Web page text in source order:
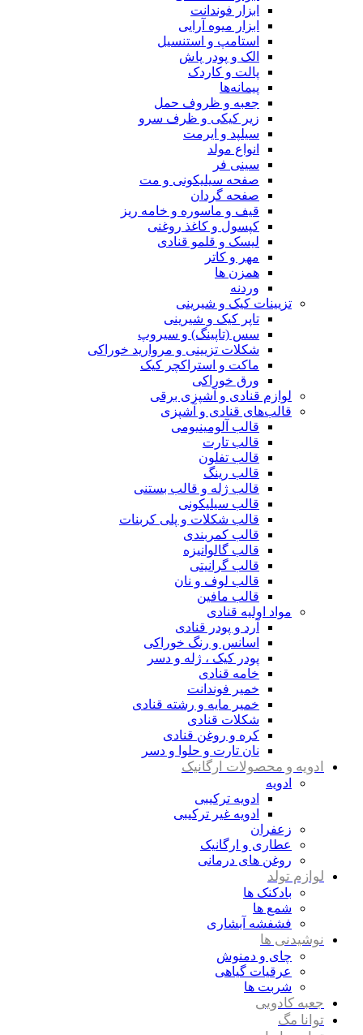
ابزار فوندانت
ابزار میوه آرایی
استامپ و استنسیل
الک و پودر پاش
پالت و کاردک
پیمانه‌ها
جعبه و ظروف حمل
زیر کیکی و ظرف سرو
سیلپد و ایرمت
انواع مولد
سینی فر
صفحه سیلیکونی و مت
صفحه گردان
قیف و ماسوره و خامه ریز
کپسول و کاغذ روغنی
لیسک و قلمو قنادی
مهر و کاتر
همزن ها
وردنه
تزیینات کیک و شیرینی
تاپر کیک و شیرینی
سس (تاپینگ) و سیروپ
شکلات تزیینی و مروارید خوراکی
ماکت و استراکچر کیک
ورق خوراکی
لوازم قنادی و آشپزی برقی
قالب‌های قنادی و آشپزی
قالب آلومینیومی
قالب تارت
قالب تفلون
قالب رینگ
قالب ژله و قالب بستنی
قالب سیلیکونی
قالب شکلات و پلی کربنات
قالب کمربندی
قالب گالوانیزه
قالب گرانیتی
قالب لوف و نان
قالب مافین
مواد اولیه قنادی
آرد و پودر قنادی
اسانس و رنگ خوراکی
پودر کیک ، ژله و دسر
خامه قنادی
خمیر فوندانت
خمیر مایه و رشته قنادی
شکلات قنادی
کره و روغن قنادی
نان تارت و حلوا و دسر
ادویه و محصولات ارگانیک
ادویه
ادویه ترکیبی
ادویه غیر ترکیبی
زعفران
عطاری و ارگانیک
روغن های درمانی
لوازم تولد
بادکنک ها
شمع ها
فشفشه آبشاری
نوشیدنی ها
چای و دمنوش
عرقیات گیاهی
شربت ها
جعبه کادویی
توانا مگ